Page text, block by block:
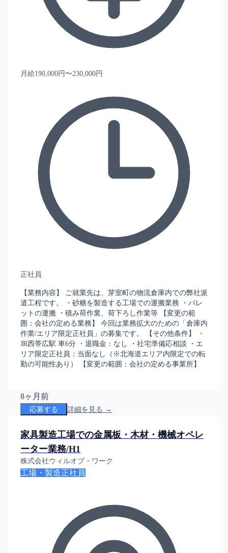
月給190,000円〜230,000円
正社員
【業務内容】 ご就業先は、芽室町の物流倉庫内での弊社派
遣工程です。 ・砂糖を製造する工場での運搬業務 ・パレ
ットの運搬 ・積み荷作業、荷下ろし作業等 【変更の範
囲：会社の定める業務】 今回は業務拡大のための「倉庫内
作業/エリア限定正社員」の募集です。 【その他条件】 ・
JR西帯広駅 車6分 ・退職金：なし ・社宅準備応相談 ・エ
リア限定正社員：当面なし（※北海道エリア内限定での転
勤の可能性あり） 【変更の範囲：会社の定める事業所】
8ヶ月前
応募する 詳細を見る →
家具製造工場での金属板・木材・機械オペレ
ーター業務/H1
株式会社ウィルオブ・ワーク
工場・製造正社員